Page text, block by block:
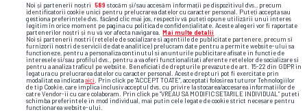
Noi și partenerii noștri 589 stocăm și/sau accesăm informații pe dispozitivul dvs., precum
identificatorii cookie unici pentru prelucrarea datelor cu caracter personal. Puteți accepta sau
gestiona preferințele dvs. făcând clic mai jos, respectiv vă puteți opune utilizării unui interes
legitim în orice moment pe pagina cu politica de confidențialitate. Aceste alegeri vor fi raportate
partenerilor noștri și nu vă vor afecta navigarea. Mai multe detalii
Noi si partenerii nostri (retelele de socializare si agentiile de publicitate partenere, precum si
furnizorii nostri de servicii de date analitice) prelucram date pentru a permite website-ului sa
functioneze, pentru a personaliza continutul si anunturile publicitare afisate in functie de
interesele si/sau profilul dvs., pentru a va oferi functionalitati aferente retelelor de socializare si
pentru a analiza traficul pe website. Beneficiati de drepturile prevazute de art. 15-22 din GDPR in
legatura cu prelucrarea datelor cu caracter personal. Aceste drepturi pot fi exercitate prin
modalitatea indicataaici
. Prin click pe “ACCEPT TOATE”, acceptati folosirea tuturor Tehnologiilor
de tip Cookie, care implica inclusiv acceptul dvs. cu privire la stocarea/accesarea informatiilor de
catre Vendor-ii cu care colaboram. Prin click pe “VREAU SA MODIFIC SETARILE INDIVIDUAL” puteti
schimba preferintele in mod individual, mai putin cele legate de cookie strict necesare pentru
functionarea website-ului.